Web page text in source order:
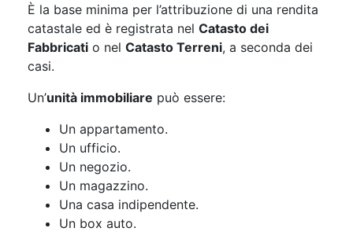
È la base minima per l’attribuzione di una rendita
catastale ed è registrata nel Catasto dei
Fabbricati o nel Catasto Terreni, a seconda dei
casi.
Un’unità immobiliare può essere:
Un appartamento.
Un ufficio.
Un negozio.
Un magazzino.
Una casa indipendente.
Un box auto.